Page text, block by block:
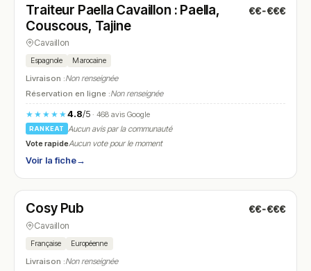
N° 7
Traiteur Paella Cavaillon : Paella,
Couscous, Tajine
€€-€€€
Cavaillon
Espagnole Marocaine
Livraison :Non renseignée
Réservation en ligne :Non renseignée
★★★★★4.8/5· 468 avis Google
RANKEAT
Aucun avis par la communauté
Vote rapideAucun vote pour le moment
Voir la fiche→
N° 8
Cosy Pub €€-€€€
Cavaillon
Française Européenne
Livraison :Non renseignée